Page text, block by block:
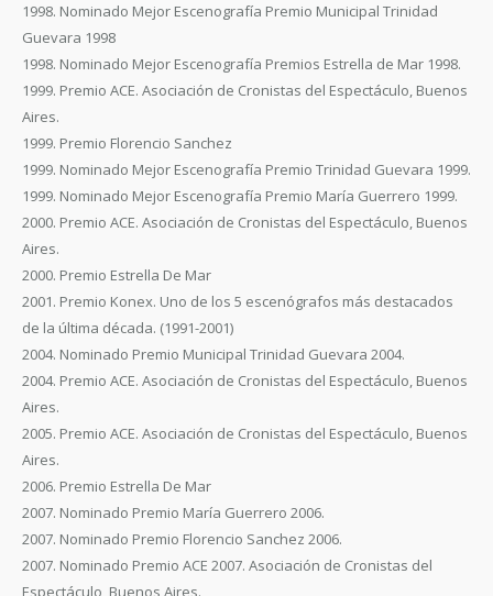
1998. Nominado Mejor Escenografía Premio Municipal Trinidad
Guevara 1998
1998. Nominado Mejor Escenografía Premios Estrella de Mar 1998.
1999. Premio ACE. Asociación de Cronistas del Espectáculo, Buenos
Aires.
1999. Premio Florencio Sanchez
1999. Nominado Mejor Escenografía Premio Trinidad Guevara 1999.
1999. Nominado Mejor Escenografía Premio María Guerrero 1999.
2000. Premio ACE. Asociación de Cronistas del Espectáculo, Buenos
Aires.
2000. Premio Estrella De Mar
2001. Premio Konex. Uno de los 5 escenógrafos más destacados
de la última década. (1991-2001)
2004. Nominado Premio Municipal Trinidad Guevara 2004.
2004. Premio ACE. Asociación de Cronistas del Espectáculo, Buenos
Aires.
2005. Premio ACE. Asociación de Cronistas del Espectáculo, Buenos
Aires.
2006. Premio Estrella De Mar
2007. Nominado Premio María Guerrero 2006.
2007. Nominado Premio Florencio Sanchez 2006.
2007. Nominado Premio ACE 2007. Asociación de Cronistas del
Espectáculo, Buenos Aires.